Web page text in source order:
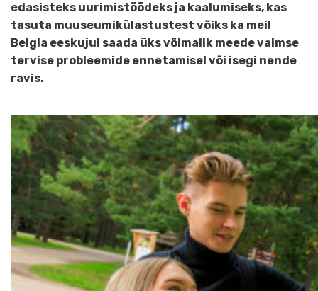
edasisteks uurimistöödeks ja kaalumiseks, kas
tasuta muuseumikülastustest võiks ka meil
Belgia eeskujul saada üks võimalik meede vaimse
tervise probleemide ennetamisel või isegi nende
ravis.